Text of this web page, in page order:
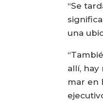
“Se
una
allí, hay
mar en